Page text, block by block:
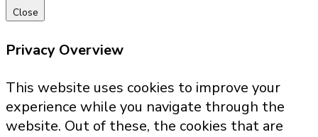
Close
Privacy Overview
This website uses cookies to improve your
experience while you navigate through the
website. Out of these, the cookies that are